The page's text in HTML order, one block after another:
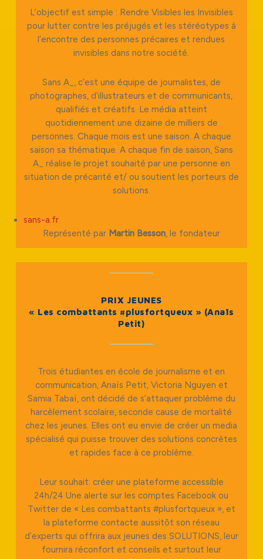
L’objectif est simple : Rendre Visibles les Invisibles
pour lutter contre les préjugés et les stéréotypes à
l’encontre des personnes précaires et rendues
invisibles dans notre société.
Sans A_, c’est une équipe de journalistes, de
photographes, d’illustrateurs et de communicants,
qualifiés et créatifs. Le média atteint
quotidiennement une dizaine de milliers de
personnes. Chaque mois est une saison. A chaque
saison sa thématique. A chaque fin de saison, Sans
A_ réalise le projet souhaité par une personne en
situation de précarité et/ ou soutient les porteurs de
solutions.
sans-a.fr
Représenté par Martin Besson, le fondateur
PRIX JEUNES
« Les combattants #plusfortqueux » (Anaïs
Petit)
Trois étudiantes en école de journalisme et en
communication, Anaïs Petit, Victoria Nguyen et
Samia Tabaï, ont décidé de s’attaquer problème du
harcèlement scolaire, seconde cause de mortalité
chez les jeunes. Elles ont eu envie de créer un media
spécialisé qui puisse trouver des solutions concrètes
et rapides face à ce problème.
Leur souhait: créer une plateforme accessible
24h/24 Une alerte sur les comptes Facebook ou
Twitter de « Les combattants #plusfortqueux », et
la plateforme contacte aussitôt son réseau
d’experts qui offrira aux jeunes des SOLUTIONS, leur
fournira réconfort et conseils et surtout leur